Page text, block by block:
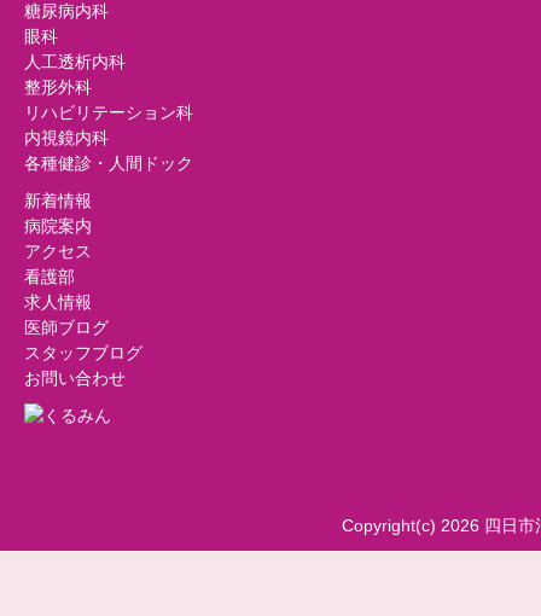
糖尿病内科
眼科
人工透析内科
整形外科
リハビリテーション科
内視鏡内科
各種健診・人間ドック
新着情報
病院案内
アクセス
看護部
求人情報
医師ブログ
スタッフブログ
お問い合わせ
Copyright(c) 2026 四日